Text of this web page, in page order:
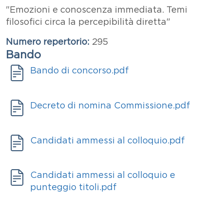
Abstract
"Emozioni e conoscenza immediata. Temi
filosofici circa la percepibilità diretta"
Numero repertorio 295
Bando
Bando
Documento
Bando di concorso.pdf
Documenti
Allegati
Documento
Decreto di nomina Commissione.pdf
Allegati
Documento
Candidati ammessi al colloquio.pdf
Allegati
Documento
Candidati ammessi al colloquio e
punteggio titoli.pdf